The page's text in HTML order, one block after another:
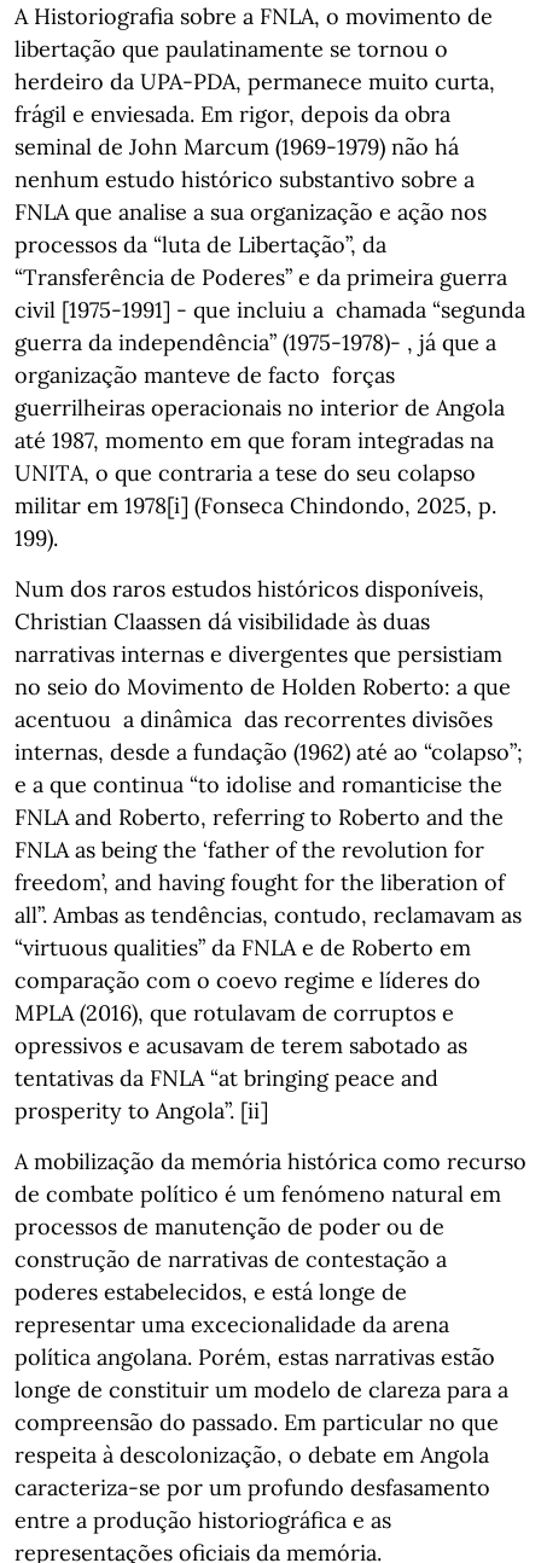
A Historiografia sobre a FNLA, o movimento de
libertação que paulatinamente se tornou o
herdeiro da UPA-PDA, permanece muito curta,
frágil e enviesada. Em rigor, depois da obra
seminal de John Marcum (1969-1979) não há
nenhum estudo histórico substantivo sobre a
FNLA que analise a sua organização e ação nos
processos da “luta de Libertação”, da
“Transferência de Poderes” e da primeira guerra
civil [1975-1991] - que incluiu a chamada “segunda
guerra da independência” (1975-1978)- , já que a
organização manteve de facto forças
guerrilheiras operacionais no interior de Angola
até 1987, momento em que foram integradas na
UNITA, o que contraria a tese do seu colapso
militar em 1978[i] (Fonseca Chindondo, 2025, p.
199).
Num dos raros estudos históricos disponíveis,
Christian Claassen dá visibilidade às duas
narrativas internas e divergentes que persistiam
no seio do Movimento de Holden Roberto: a que
acentuou a dinâmica das recorrentes divisões
internas, desde a fundação (1962) até ao “colapso”;
e a que continua “to idolise and romanticise the
FNLA and Roberto, referring to Roberto and the
FNLA as being the ‘father of the revolution for
freedom’, and having fought for the liberation of
all”. Ambas as tendências, contudo, reclamavam as
“virtuous qualities” da FNLA e de Roberto em
comparação com o coevo regime e líderes do
MPLA (2016), que rotulavam de corruptos e
opressivos e acusavam de terem sabotado as
tentativas da FNLA “at bringing peace and
prosperity to Angola”. [ii]
A mobilização da memória histórica como recurso
de combate político é um fenómeno natural em
processos de manutenção de poder ou de
construção de narrativas de contestação a
poderes estabelecidos, e está longe de
representar uma excecionalidade da arena
política angolana. Porém, estas narrativas estão
longe de constituir um modelo de clareza para a
compreensão do passado. Em particular no que
respeita à descolonização, o debate em Angola
caracteriza-se por um profundo desfasamento
entre a produção historiográfica e as
representações oficiais da memória.